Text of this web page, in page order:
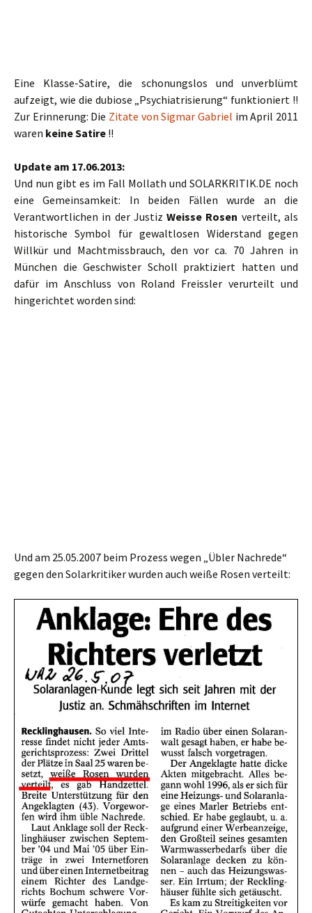
Eine Klasse-Satire, die schonungslos und unverblümt
aufzeigt, wie die dubiose „Psychiatrisierung“ funktioniert !!
Zur Erinnerung: Die Zitate von Sigmar Gabriel im April 2011
waren keine Satire !!
Update am 17.06.2013:
Und nun gibt es im Fall Mollath und SOLARKRITIK.DE noch
eine Gemeinsamkeit: In beiden Fällen wurde an die
Verantwortlichen in der JustizWeisse Rosen verteilt, als
historische Symbol für gewaltlosen Widerstand gegen
Willkür und Machtmissbrauch, den vor ca. 70 Jahren in
München die Geschwister Scholl praktiziert hatten und
dafür im Anschluss von Roland Freissler verurteilt und
hingerichtet worden sind:
Und am 25.05.2007 beim Prozess wegen „Übler Nachrede“
gegen den Solarkritiker wurden auch weiße Rosen verteilt: